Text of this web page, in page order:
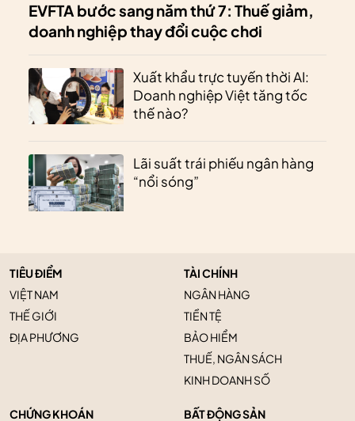
EVFTA bước sang năm thứ 7: Thuế giảm,
doanh nghiệp thay đổi cuộc chơi
Xuất khẩu trực tuyến thời AI:
Doanh nghiệp Việt tăng tốc
thế nào?
Lãi suất trái phiếu ngân hàng
“nổi sóng”
TIÊU ĐIỂM
VIỆT NAM
THẾ GIỚI
ĐỊA PHƯƠNG
TÀI CHÍNH
NGÂN HÀNG
TIỀN TỆ
BẢO HIỂM
THUẾ, NGÂN SÁCH
KINH DOANH SỐ
CHỨNG KHOÁN
BẤT ĐỘNG SẢN